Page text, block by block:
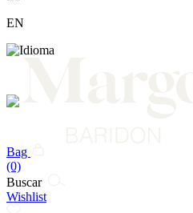
EN
Bag
(0)
Buscar
Wishlist